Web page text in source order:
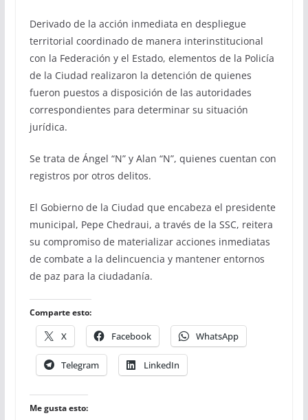
Derivado de la acción inmediata en despliegue
territorial coordinado de manera interinstitucional
con la Federación y el Estado, elementos de la Policía
de la Ciudad realizaron la detención de quienes
fueron puestos a disposición de las autoridades
correspondientes para determinar su situación
jurídica.
Se trata de Ángel “N” y Alan “N”, quienes cuentan con
registros por otros delitos.
El Gobierno de la Ciudad que encabeza el presidente
municipal, Pepe Chedraui, a través de la SSC, reitera
su compromiso de materializar acciones inmediatas
de combate a la delincuencia y mantener entornos
de paz para la ciudadanía.
Comparte esto:
X Facebook WhatsApp
Telegram LinkedIn
Me gusta esto: